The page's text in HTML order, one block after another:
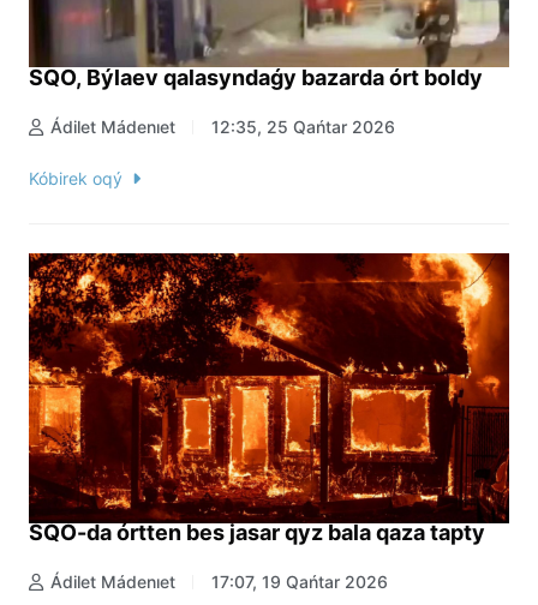
SQO, Býlaev qalasyndaǵy bazarda órt boldy
Ádilet Mádenıet 12:35, 25 Qańtar 2026
Kóbirek oqý
SQO-da órtten bes jasar qyz bala qaza tapty
Ádilet Mádenıet 17:07, 19 Qańtar 2026